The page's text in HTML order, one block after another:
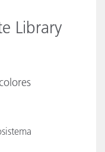
Library